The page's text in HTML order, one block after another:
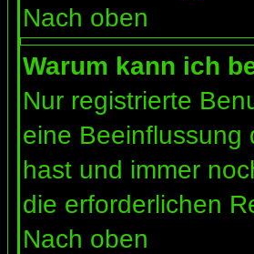
Nach oben
Warum kann ich
Nur registrierte
eine Beeinflussung
hast und immer
die erforderlichen
Nach oben